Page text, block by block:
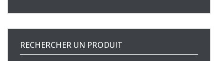
RECHERCHER UN PRODUIT